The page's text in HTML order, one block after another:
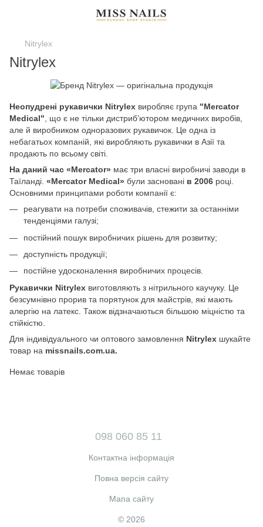
Nitrylex
Nitrylex
Неопудрені рукавички Nitrylex виробляє група "Mercator
Medical", що є не тільки дистриб’ютором медичних виробів,
але й виробником одноразових рукавичок. Це одна із
небагатьох компаній, які виробляють рукавички в Азії та
продають по всьому світі.
На даний час «Mercator» має три власні виробничі заводи в
Таїланді. «Mercator Medical» були засновані в 2006 році.
Основними принципами роботи компанії є:
реагувати на потреби споживачів, стежити за останніми
тенденціями галузі;
постійний пошук виробничих рішень для розвитку;
доступність продукції;
постійне удосконалення виробничих процесів.
Рукавички Nitrylex виготовляють з нітрильного каучуку. Це
безсумнівно прорив та порятунок для майстрів, які мають
алергію на латекс. Також відзначаються більшою міцністю та
стійкістю.
Для індивідуального чи оптового замовлення Nitrylex шукайте
товар на missnails.com.ua.
Немає товарів
098 060 85 11
Контактна інформація
Повна версія сайту
Мапа сайту
© 2026